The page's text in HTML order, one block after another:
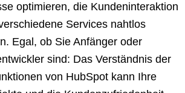
optimieren, die Kundeninteraktion
Services nahtlos
Egal, ob Sie Anfänger oder
sind: Das Verständnis der
von HubSpot kann Ihre